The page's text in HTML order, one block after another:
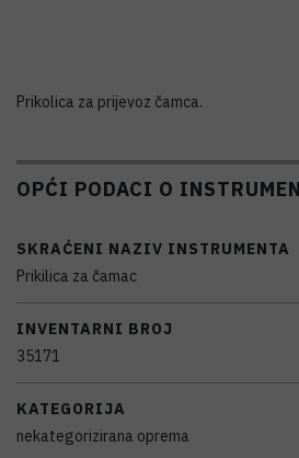
Prikolica za prijevoz čamca.
OPĆI PODACI O
SKRAĆENI NAZIV INSTRUMENTA
Prikilica za čamac
INVENTARNI BROJ
35171
KATEGORIJA
nekategorizirana oprema